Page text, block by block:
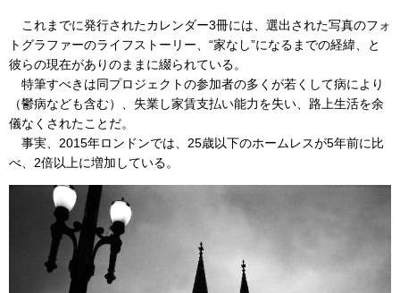
これまでに発行されたカレンダー3冊には、選出された写真のフォ
トグラファーのライフストーリー、“家なし”になるまでの経緯、と
彼らの現在がありのままに綴られている。
特筆すべきは同プロジェクトの参加者の多くが若くして病により
（鬱病なども含む）、失業し家賃支払い能力を失い、路上生活を余
儀なくされたことだ。
事実、2015年ロンドンでは、25歳以下のホームレスが5年前に比
べ、2倍以上に増加している。